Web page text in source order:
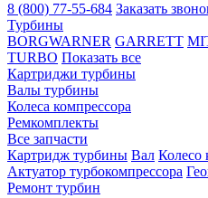
8 (800) 77-55-684 Заказать
Турбины
BORGWARNER GARRETT
TURBO Показать все
Картриджи турбины
Валы турбины
Колеса компрессора
Ремкомплекты
Все запчасти
Картридж турбины Вал Колесо
Актуатор турбокомпрессора
Ремонт турбин